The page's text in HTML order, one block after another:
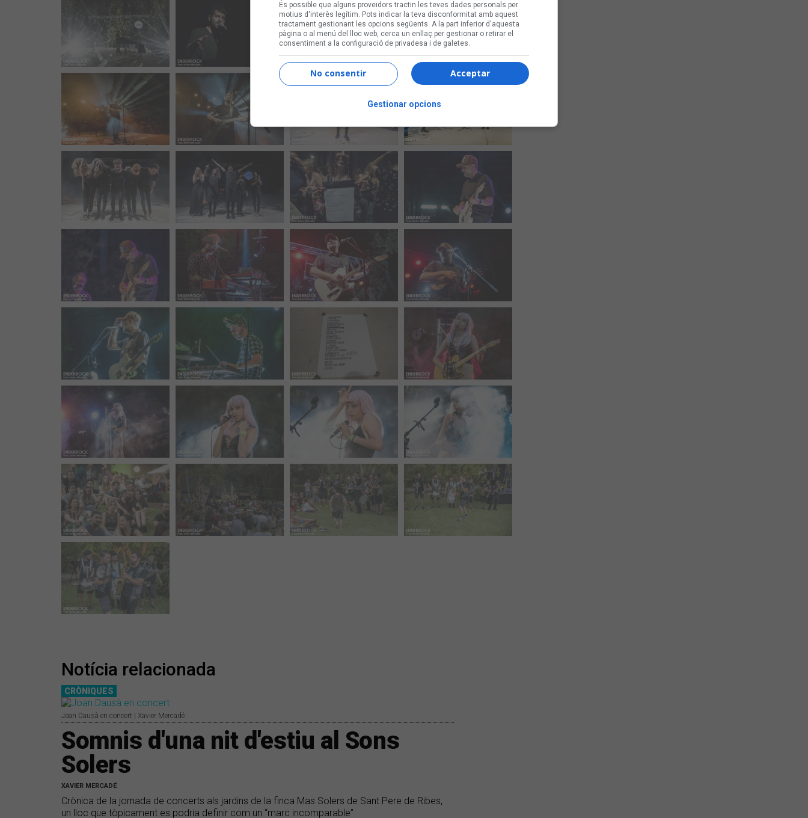
Notícia relacionada
CRÒNIQUES
Joan Dausà en concert | Xavier Mercadé
Somnis d'una nit d'estiu al Sons
Solers
XAVIER MERCADÉ
Crònica de la jornada de concerts als jardins de la finca Mas Solers de Sant Pere de Ribes,
un lloc que tòpicament es podria definir com un “marc incomparable”
És possible que alguns proveïdors tractin les teves dades personals per
motius d'interès legítim. Pots indicar la teva disconformitat amb aquest
tractament gestionant les opcions següents. A la part inferior d'aquesta
pàgina o al menú del lloc web, cerca un enllaç per gestionar o retirar el
consentiment a la configuració de privadesa i de galetes.
Acceptar
No consentir
Gestionar opcions